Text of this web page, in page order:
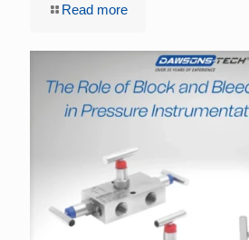
Read more